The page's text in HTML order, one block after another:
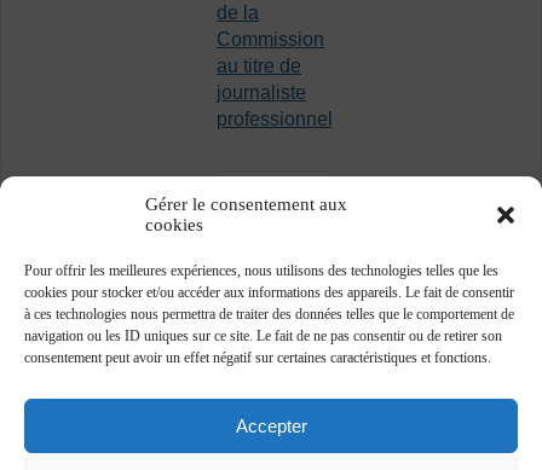
Gérer le consentement aux
cookies
Pour offrir les meilleures expériences, nous utilisons des technologies telles que les
cookies pour stocker et/ou accéder aux informations des appareils. Le fait de consentir
à ces technologies nous permettra de traiter des données telles que le comportement de
navigation ou les ID uniques sur ce site. Le fait de ne pas consentir ou de retirer son
consentement peut avoir un effet négatif sur certaines caractéristiques et fonctions.
Accepter
de la
Commission
au titre de
journaliste
professionnel